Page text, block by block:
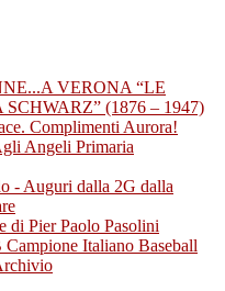
VERONA “LE
(1876 – 1947)
Complimenti Aurora!
Angeli Primaria
- Auguri dalla 2G dalla
di Pier Paolo Pasolini
Italiano Baseball